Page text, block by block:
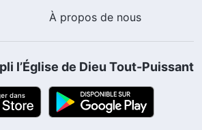
À propos de nous
l’Église de Dieu Tout-Puissant